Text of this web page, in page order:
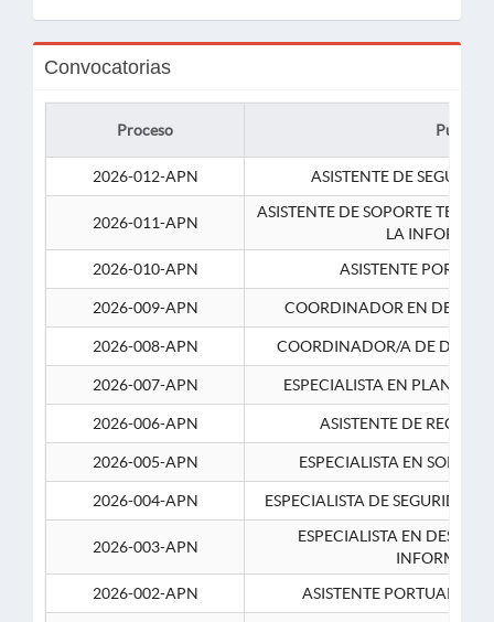
Convocatorias
Proceso Puesto
2026-012-APN ASISTENTE DE
2026-011-APN
ASISTENTE DE SOPORTE
LA
2026-010-APN
ASISTENTE
2026-009-APN COORDINADOR EN
2026-008-APN COORDINADOR/A DE
2026-007-APN ESPECIALISTA EN
2026-006-APN ASISTENTE DE
2026-005-APN ESPECIALISTA EN
2026-004-APN ESPECIALISTA DE SEGURIDAD
2026-003-APN
ESPECIALISTA EN
2026-002-APN
ASISTENTE PORTUARIO 2-